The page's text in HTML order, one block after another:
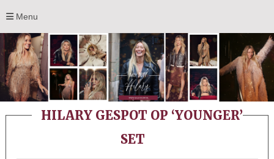
Menu
HILARY GESPOT OP ‘YOUNGER’
SET